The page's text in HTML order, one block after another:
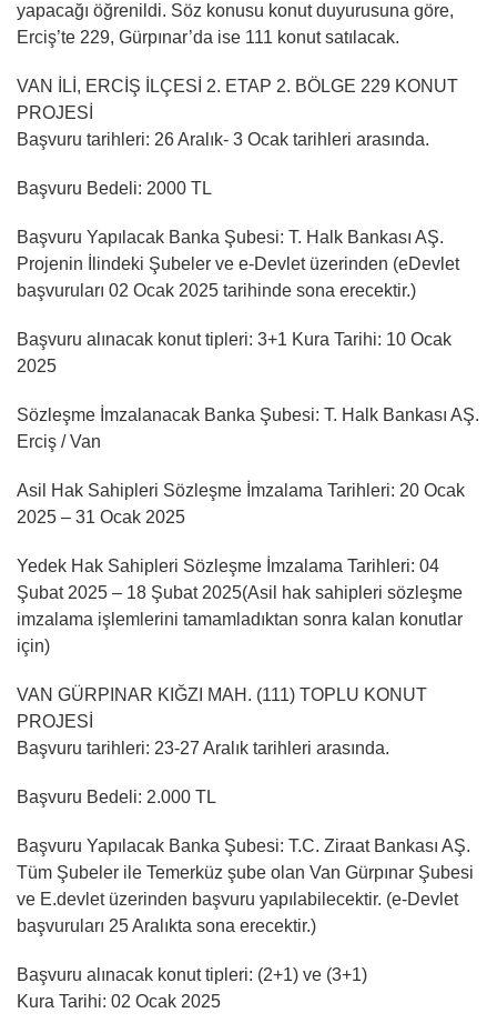
yapacağı öğrenildi. Söz konusu konut duyurusuna göre,
Erciş’te 229, Gürpınar’da ise 111 konut satılacak.
VAN İLİ, ERCİŞ İLÇESİ 2. ETAP 2. BÖLGE 229 KONUT
PROJESİ
Başvuru tarihleri: 26 Aralık- 3 Ocak tarihleri arasında.
Başvuru Bedeli: 2000 TL
Başvuru Yapılacak Banka Şubesi: T. Halk Bankası AŞ.
Projenin İlindeki Şubeler ve e-Devlet üzerinden (eDevlet
başvuruları 02 Ocak 2025 tarihinde sona erecektir.)
Başvuru alınacak konut tipleri: 3+1 Kura Tarihi: 10 Ocak
2025
Sözleşme İmzalanacak Banka Şubesi: T. Halk Bankası AŞ.
Erciş / Van
Asil Hak Sahipleri Sözleşme İmzalama Tarihleri: 20 Ocak
2025 – 31 Ocak 2025
Yedek Hak Sahipleri Sözleşme İmzalama Tarihleri: 04
Şubat 2025 – 18 Şubat 2025(Asil hak sahipleri sözleşme
imzalama işlemlerini tamamladıktan sonra kalan konutlar
için)
VAN GÜRPINAR KIĞZI MAH. (111) TOPLU KONUT
PROJESİ
Başvuru tarihleri: 23-27 Aralık tarihleri arasında.
Başvuru Bedeli: 2.000 TL
Başvuru Yapılacak Banka Şubesi: T.C. Ziraat Bankası AŞ.
Tüm Şubeler ile Temerküz şube olan Van Gürpınar Şubesi
ve E.devlet üzerinden başvuru yapılabilecektir. (e-Devlet
başvuruları 25 Aralıkta sona erecektir.)
Başvuru alınacak konut tipleri: (2+1) ve (3+1)
Kura Tarihi: 02 Ocak 2025